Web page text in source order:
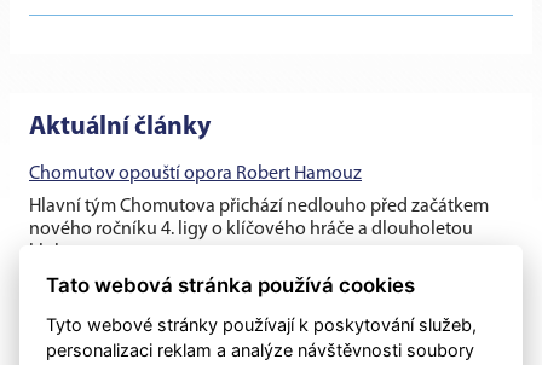
Aktuální články
Chomutov opouští opora Robert Hamouz
Hlavní tým Chomutova přichází nedlouho před začátkem
nového ročníku 4. ligy o klíčového hráče a dlouholetou
Chomutovští fotbalisté v posledním přípravném utkání před
ostrými zápasy nestačili na třetiligovou pražskou Duklu B, se
Tato webová stránka používá cookies
Tyto webové stránky používají k poskytování služeb,
personalizaci reklam a analýze návštěvnosti soubory